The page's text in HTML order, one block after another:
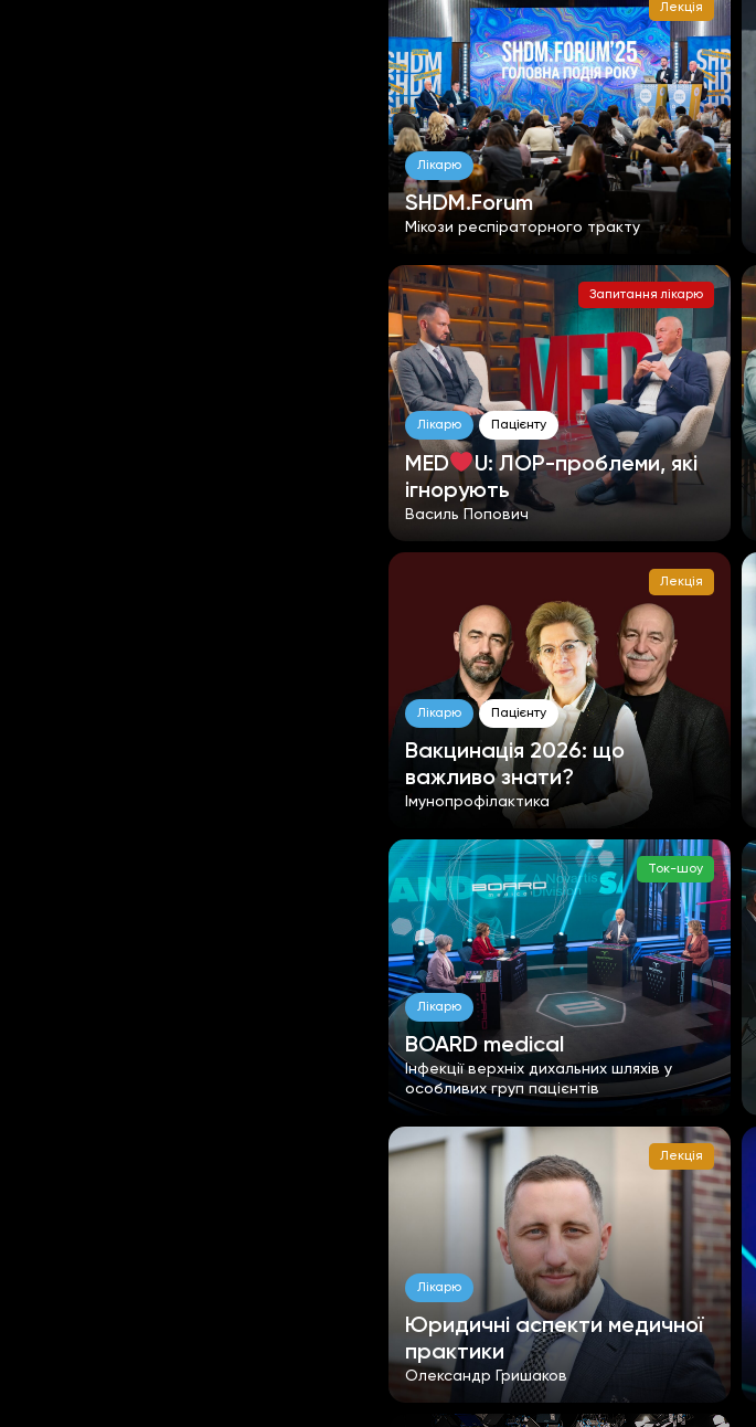
Лекція
Лікарю
SHDM.Forum
Мікози респіраторного тракту
Запитання лікарю
Лікарю Пацієнту
MED
U: ЛОР-проблеми, які
ігнорують
Василь Попович
Лекція
Лікарю Пацієнту
Вакцинація 2026: що
важливо знати?
Імунопрофілактика
Ток-шоу
Лікарю
BOARD medical
Інфекції верхніх дихальних шляхів у
особливих груп пацієнтів
Лекція
Лікарю
Юридичні аспекти медичної
практики
Олександр Гришаков